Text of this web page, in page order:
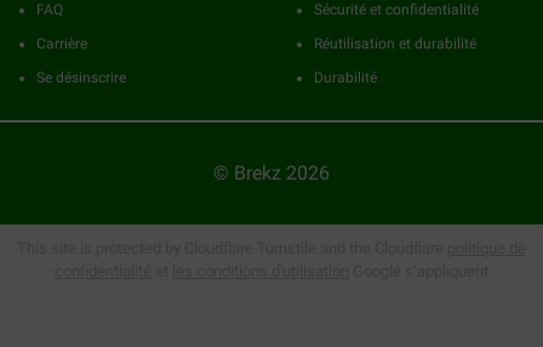
FAQ
Carrière
Se désinscrire
Sécurité et confidentialité
Réutilisation et durabilité
Durabilité
© Brekz 2026